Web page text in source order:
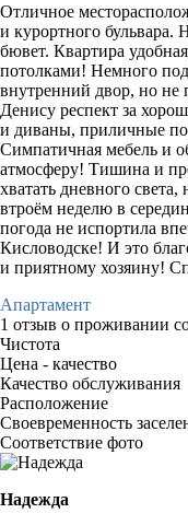
Отличное
и курортного
бювет. Квартира
потолками! Немного
внутренний двор, но не
Денису респект за
и диваны, приличные
Симпатичная мебель и
атмосферу! Тишина и
хватать дневного
втроём неделю в
погода не испортила
Кисловодске! И это
и приятному хозяину!
Апартамент
1 отзыв о проживании
Чистота
Цена - качество
Качество обслуживания
Расположение
Своевременность
Соответствие фото
Надежда